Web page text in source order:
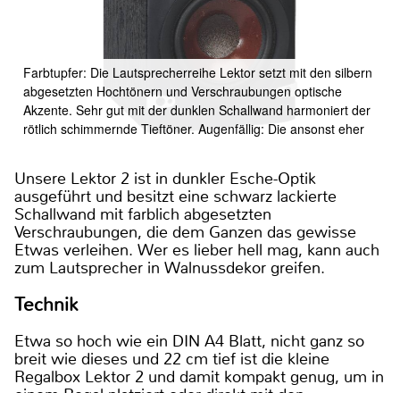
Farbtupfer: Die Lautsprecherreihe Lektor setzt mit den silbern
abgesetzten Hochtönern und Verschraubungen optische
Akzente. Sehr gut mit der dunklen Schallwand harmoniert der
rötlich schimmernde Tieftöner. Augenfällig: Die ansonst eher
Unsere Lektor 2 ist in dunkler Esche-Optik
ausgeführt und besitzt eine schwarz lackierte
Schallwand mit farblich abgesetzten
Verschraubungen, die dem Ganzen das gewisse
Etwas verleihen. Wer es lieber hell mag, kann auch
zum Lautsprecher in Walnussdekor greifen.
Technik
Etwa so hoch wie ein DIN A4 Blatt, nicht ganz so
breit wie dieses und 22 cm tief ist die kleine
Regalbox Lektor 2 und damit kompakt genug, um in